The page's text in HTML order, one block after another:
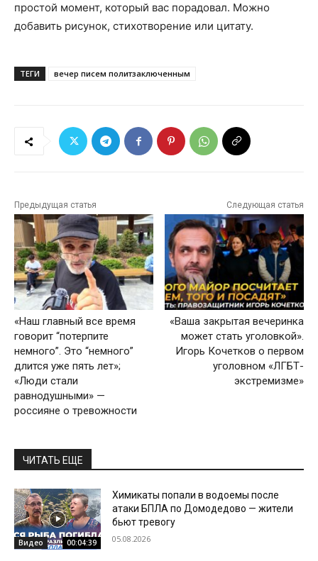
простой момент, который вас порадовал. Можно
добавить рисунок, стихотворение или цитату.
ТЕГИ вечер писем политзаключенным
Предыдущая статья
«Наш главный все время
говорит “потерпите
немного”. Это “немного”
длится уже пять лет»;
«Люди стали
равнодушными» —
россияне о тревожности
Следующая статья
«Ваша закрытая вечеринка
может стать уголовкой».
Игорь Кочетков о первом
уголовном «ЛГБТ-
экстремизме»
ЧИТАТЬ ЕЩЕ
Видео 00:04:39
Химикаты попали в водоемы после
атаки БПЛА по Домодедово — жители
бьют тревогу
05.08.2026